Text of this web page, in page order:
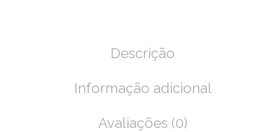
Descrição
Informação adicional
Avaliações (0)